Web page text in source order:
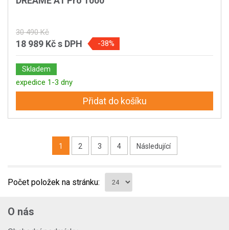
30 490 Kč
18 989 Kčs DPH -38%
Skladem
expedice 1-3 dny
Přidat do košíku
1 2 3 4 Následující
Počet položek na stránku:
O nás